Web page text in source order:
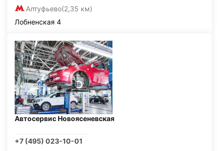
Алтуфьево(2,35 км)
Лобненская 4
Автосервис Новоясеневская
+7 (495) 023-10-01